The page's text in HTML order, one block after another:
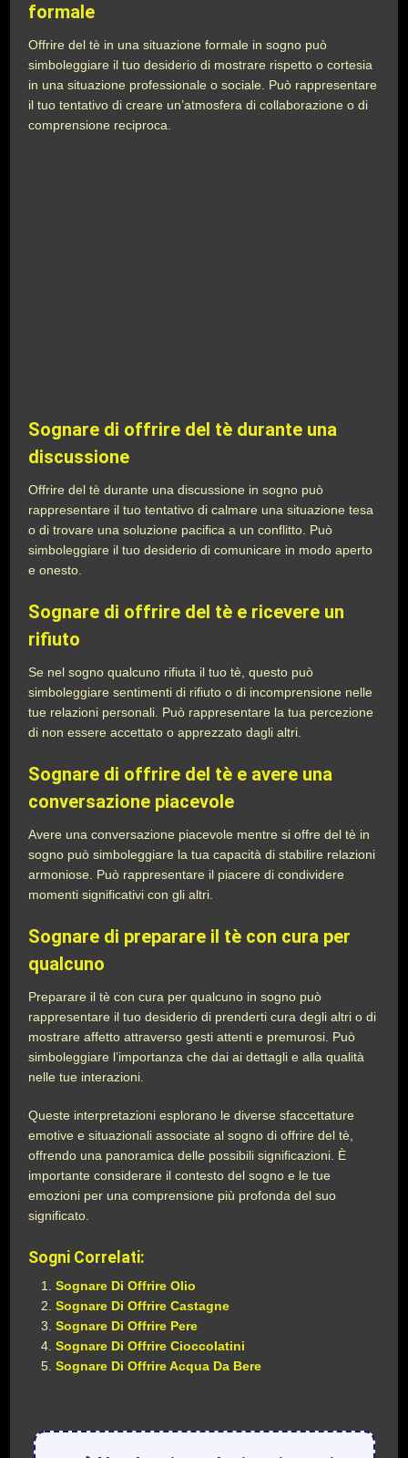
formale
Offrire del tè in una situazione formale in sogno può
simboleggiare il tuo desiderio di mostrare rispetto o cortesia
in una situazione professionale o sociale. Può rappresentare
il tuo tentativo di creare un’atmosfera di collaborazione o di
comprensione reciproca.
Sognare di offrire del tè durante una
discussione
Offrire del tè durante una discussione in sogno può
rappresentare il tuo tentativo di calmare una situazione tesa
o di trovare una soluzione pacifica a un conflitto. Può
simboleggiare il tuo desiderio di comunicare in modo aperto
e onesto.
Sognare di offrire del tè e ricevere un
rifiuto
Se nel sogno qualcuno rifiuta il tuo tè, questo può
simboleggiare sentimenti di rifiuto o di incomprensione nelle
tue relazioni personali. Può rappresentare la tua percezione
di non essere accettato o apprezzato dagli altri.
Sognare di offrire del tè e avere una
conversazione piacevole
Avere una conversazione piacevole mentre si offre del tè in
sogno può simboleggiare la tua capacità di stabilire relazioni
armoniose. Può rappresentare il piacere di condividere
momenti significativi con gli altri.
Sognare di preparare il tè con cura per
qualcuno
Preparare il tè con cura per qualcuno in sogno può
rappresentare il tuo desiderio di prenderti cura degli altri o di
mostrare affetto attraverso gesti attenti e premurosi. Può
simboleggiare l’importanza che dai ai dettagli e alla qualità
nelle tue interazioni.
Queste interpretazioni esplorano le diverse sfaccettature
emotive e situazionali associate al sogno di offrire del tè,
offrendo una panoramica delle possibili significazioni. È
importante considerare il contesto del sogno e le tue
emozioni per una comprensione più profonda del suo
significato.
Sogni Correlati:
Sognare Di Offrire Olio
Sognare Di Offrire Castagne
Sognare Di Offrire Pere
Sognare Di Offrire Cioccolatini
Sognare Di Offrire Acqua Da Bere